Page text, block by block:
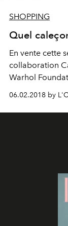
SHOPPING
Quel
En vente cette
collaboration
Warhol
06.02.2018 by